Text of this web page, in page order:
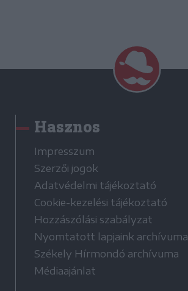
Hasznos
Impresszum
Szerzői jogok
Adatvédelmi tájékoztató
Cookie-kezelési tájékoztató
Hozzászólási szabályzat
Nyomtatott lapjaink archívuma
Székely Hírmondó archívuma
Médiaajánlat